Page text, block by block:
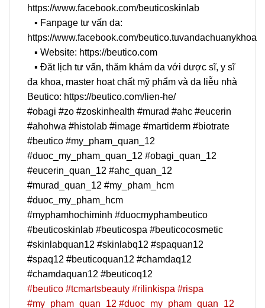
https://www.facebook.com/beuticoskinlab
▪️ Fanpage tư vấn da:
https://www.facebook.com/beutico.tuvandachuanykhoa
▪️ Website: https://beutico.com
▪️ Đăt lịch tư vấn, thăm khám da với dược sĩ, y sĩ
đa khoa, master hoạt chất mỹ phẩm và da liễu nhà
Beutico: https://beutico.com/lien-he/
#obagi #zo #zoskinhealth #murad #ahc #eucerin
#ahohwa #histolab #image #martiderm #biotrate
#beutico #my_pham_quan_12
#duoc_my_pham_quan_12 #obagi_quan_12
#eucerin_quan_12 #ahc_quan_12
#murad_quan_12 #my_pham_hcm
#duoc_my_pham_hcm
#myphamhochiminh #duocmyphambeutico
#beuticoskinlab #beuticospa #beuticocosmetic
#skinlabquan12 #skinlabq12 #spaquan12
#spaq12 #beuticoquan12 #chamdaq12
#chamdaquan12 #beuticoq12
#beutico #tcmartsbeauty #rilinkispa #rispa
#my_pham_quan_12 #duoc_my_pham_quan_12